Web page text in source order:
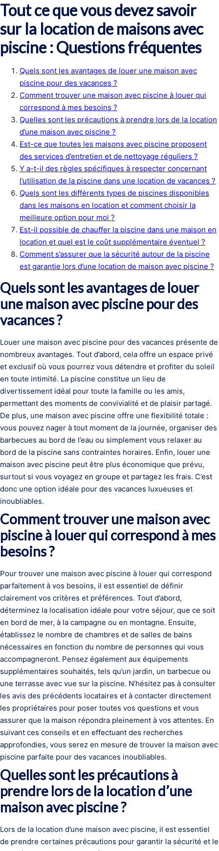
Tout ce que vous devez savoir
sur la location de maisons avec
piscine : Questions fréquentes
Quels sont les avantages de louer une maison avec
piscine pour des vacances ?
Comment trouver une maison avec piscine à louer qui
correspond à mes besoins ?
Quelles sont les précautions à prendre lors de la location
d’une maison avec piscine ?
Est-ce que toutes les maisons avec piscine proposent
des services d’entretien et de nettoyage réguliers ?
Y a-t-il des règles spécifiques à respecter concernant
l’utilisation de la piscine dans une location de vacances ?
Quels sont les différents types de piscines disponibles
dans les maisons en location et comment choisir la
meilleure option pour moi ?
Est-il possible de chauffer la piscine dans une maison en
location et quel est le coût supplémentaire éventuel ?
Comment s’assurer que la sécurité autour de la piscine
est garantie lors d’une location de maison avec piscine ?
Quels sont les avantages de louer
une maison avec piscine pour des
vacances ?
Louer une maison avec piscine pour des vacances présente de
nombreux avantages. Tout d’abord, cela offre un espace privé
et exclusif où vous pourrez vous détendre et profiter du soleil
en toute intimité. La piscine constitue un lieu de
divertissement idéal pour toute la famille ou les amis,
permettant des moments de convivialité et de plaisir partagé.
De plus, une maison avec piscine offre une flexibilité totale :
vous pouvez nager à tout moment de la journée, organiser des
barbecues au bord de l’eau ou simplement vous relaxer au
bord de la piscine sans contraintes horaires. Enfin, louer une
maison avec piscine peut être plus économique que prévu,
surtout si vous voyagez en groupe et partagez les frais. C’est
donc une option idéale pour des vacances luxueuses et
inoubliables.
Comment trouver une maison avec
piscine à louer qui correspond à mes
besoins ?
Pour trouver une maison avec piscine à louer qui correspond
parfaitement à vos besoins, il est essentiel de définir
clairement vos critères et préférences. Tout d’abord,
déterminez la localisation idéale pour votre séjour, que ce soit
en bord de mer, à la campagne ou en montagne. Ensuite,
établissez le nombre de chambres et de salles de bains
nécessaires en fonction du nombre de personnes qui vous
accompagneront. Pensez également aux équipements
supplémentaires souhaités, tels qu’un jardin, un barbecue ou
une terrasse avec vue sur la piscine. N’hésitez pas à consulter
les avis des précédents locataires et à contacter directement
les propriétaires pour poser toutes vos questions et vous
assurer que la maison répondra pleinement à vos attentes. En
suivant ces conseils et en effectuant des recherches
approfondies, vous serez en mesure de trouver la maison avec
piscine parfaite pour des vacances inoubliables.
Quelles sont les précautions à
prendre lors de la location d’une
maison avec piscine ?
Lors de la location d’une maison avec piscine, il est essentiel
de prendre certaines précautions pour garantir la sécurité et le